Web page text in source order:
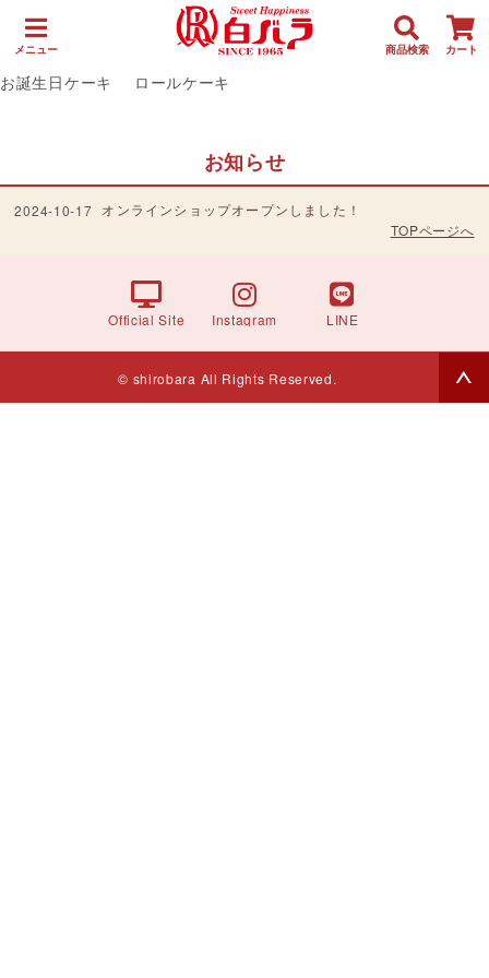
メニュー 商品検索 カート
お誕生日ケーキ ロールケーキ
お知らせ
2024-10-17 オンラインショップオープンしました！
TOPページへ
Official Site Instagram LINE
© shirobara All Rights Reserved.